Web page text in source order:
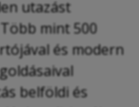
utazást
mint 500
és modern
belföldi és